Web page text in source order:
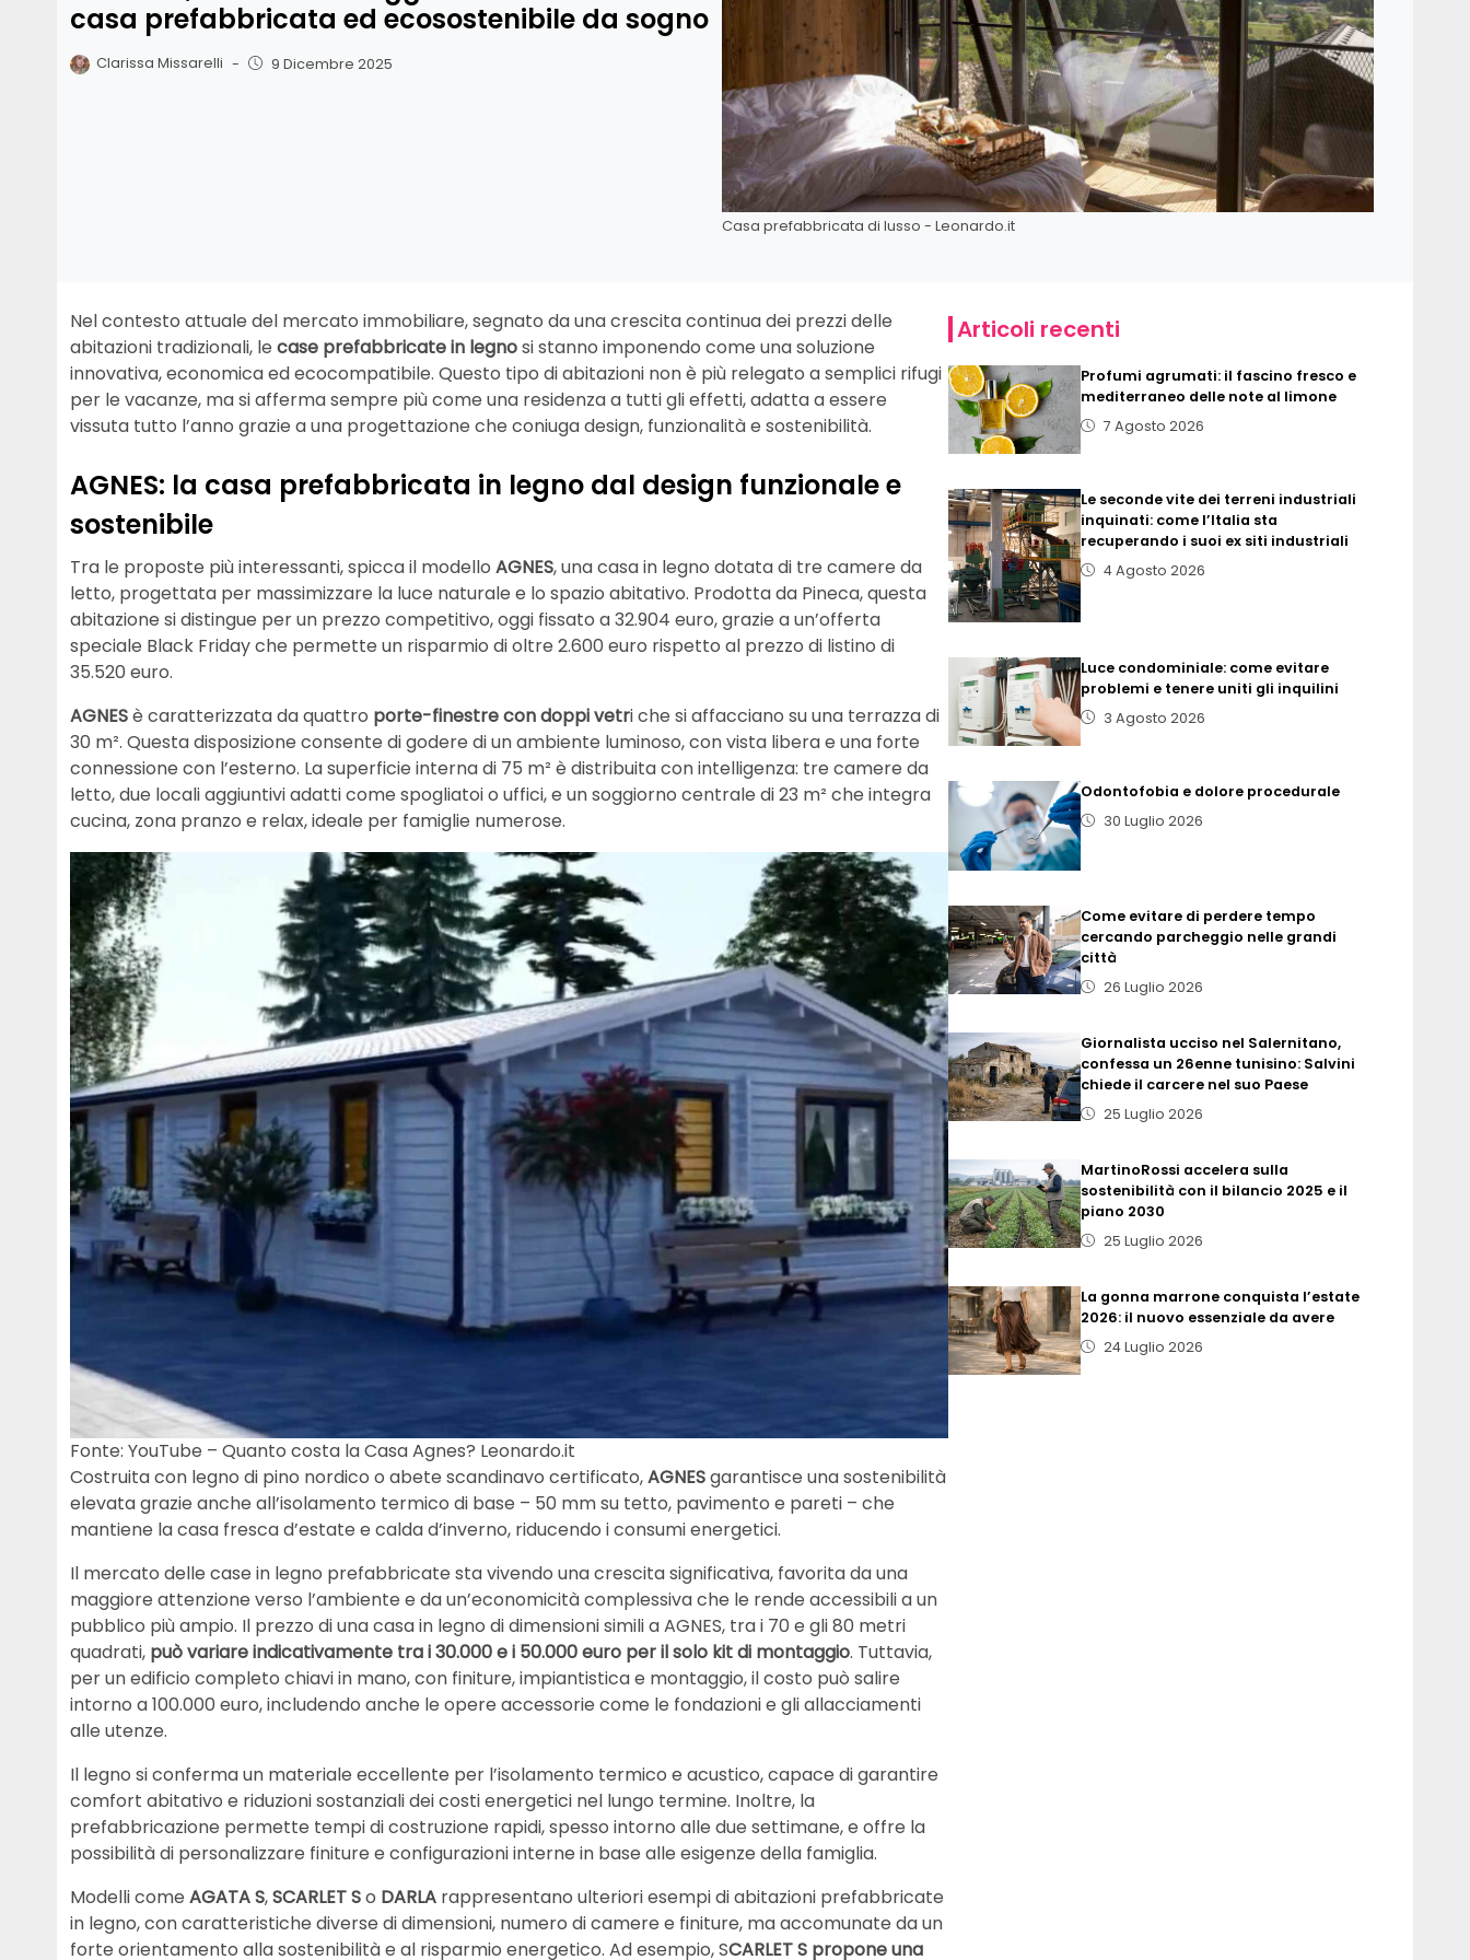
casa prefabbricata ed ecosostenibile da sogno
Clarissa Missarelli - 9 Dicembre 2025
Casa prefabbricata di lusso - Leonardo.it
Nel contesto attuale del mercato immobiliare, segnato da una crescita continua dei prezzi delle
abitazioni tradizionali, le case prefabbricate in legnosi stanno imponendo come una soluzione
innovativa, economica ed ecocompatibile. Questo tipo di abitazioni non è più relegato a semplici rifugi
per le vacanze, ma si afferma sempre più come una residenza a tutti gli effetti, adatta a essere
vissuta tutto l’anno grazie a una progettazione che coniuga design, funzionalità e sostenibilità.
AGNES: la casa prefabbricata in legno dal design funzionale e
sostenibile
Tra le proposte più interessanti, spicca il modello AGNES, una casa in legno dotata di tre camere da
letto, progettata per massimizzare la luce naturale e lo spazio abitativo. Prodotta da Pineca, questa
abitazione si distingue per un prezzo competitivo, oggi fissato a 32.904 euro, grazie a un’offerta
speciale Black Friday che permette un risparmio di oltre 2.600 euro rispetto al prezzo di listino di
35.520 euro.
AGNESè caratterizzata da quattro porte-finestre con doppi vetri che si affacciano su una terrazza di
30 m². Questa disposizione consente di godere di un ambiente luminoso, con vista libera e una forte
connessione con l’esterno. La superficie interna di 75 m² è distribuita con intelligenza: tre camere da
letto, due locali aggiuntivi adatti come spogliatoi o uffici, e un soggiorno centrale di 23 m² che integra
cucina, zona pranzo e relax, ideale per famiglie numerose.
Fonte: YouTube – Quanto costa la Casa Agnes? Leonardo.it
Costruita con legno di pino nordico o abete scandinavo certificato,AGNESgarantisce una sostenibilità
elevata grazie anche all’isolamento termico di base – 50 mm su tetto, pavimento e pareti – che
mantiene la casa fresca d’estate e calda d’inverno, riducendo i consumi energetici.
Il mercato delle case in legno prefabbricate sta vivendo una crescita significativa, favorita da una
maggiore attenzione verso l’ambiente e da un’economicità complessiva che le rende accessibili a un
pubblico più ampio. Il prezzo di una casa in legno di dimensioni simili a AGNES, tra i 70 e gli 80 metri
quadrati, può variare indicativamente tra i 30.000 e i 50.000 euro per il solo kit di montaggio. Tuttavia,
per un edificio completo chiavi in mano, con finiture, impiantistica e montaggio, il costo può salire
intorno a 100.000 euro, includendo anche le opere accessorie come le fondazioni e gli allacciamenti
alle utenze.
Il legno si conferma un materiale eccellente per l’isolamento termico e acustico, capace di garantire
comfort abitativo e riduzioni sostanziali dei costi energetici nel lungo termine. Inoltre, la
prefabbricazione permette tempi di costruzione rapidi, spesso intorno alle due settimane, e offre la
possibilità di personalizzare finiture e configurazioni interne in base alle esigenze della famiglia.
Modelli come AGATA S,SCARLET So DARLA rappresentano ulteriori esempi di abitazioni prefabbricate
in legno, con caratteristiche diverse di dimensioni, numero di camere e finiture, ma accomunate da un
forte orientamento alla sostenibilità e al risparmio energetico. Ad esempio, SCARLET S propone una
Articoli recenti
Profumi agrumati: il fascino fresco e
mediterraneo delle note al limone
7 Agosto 2026
Le seconde vite dei terreni industriali
inquinati: come l’Italia sta
recuperando i suoi ex siti industriali
4 Agosto 2026
Luce condominiale: come evitare
problemi e tenere uniti gli inquilini
3 Agosto 2026
Odontofobia e dolore procedurale
30 Luglio 2026
Come evitare di perdere tempo
cercando parcheggio nelle grandi
città
26 Luglio 2026
Giornalista ucciso nel Salernitano,
confessa un 26enne tunisino: Salvini
chiede il carcere nel suo Paese
25 Luglio 2026
MartinoRossi accelera sulla
sostenibilità con il bilancio 2025 e il
piano 2030
25 Luglio 2026
La gonna marrone conquista l’estate
2026: il nuovo essenziale da avere
24 Luglio 2026